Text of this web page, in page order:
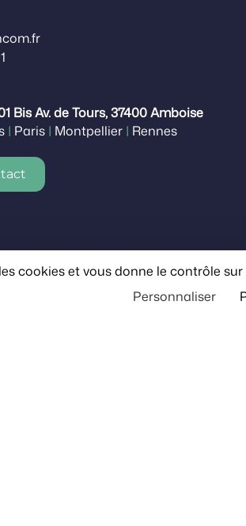
cookies et vous donne le contrôle
Personnaliser
Bis Av. de Tours, 37400 Amboise
| Paris | Montpellier | Rennes